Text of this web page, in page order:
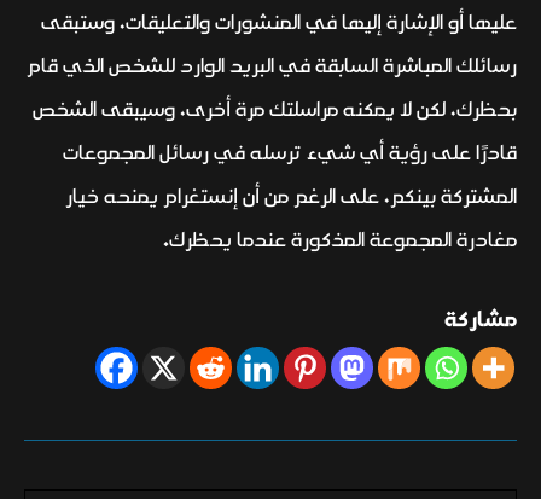
عليها أو الإشارة إليها في المنشورات والتعليقات، وستبقى
رسائلك المباشرة السابقة في البريد الوارد للشخص الذي قام
بحظرك، لكن لا يمكنه مراسلتك مرة أخرى، وسيبقى الشخص
قادرًا على رؤية أي شيء ترسله في رسائل المجموعات
المشتركة بينكم، على الرغم من أن إنستغرام يمنحه خيار
مغادرة المجموعة المذكورة عندما يحظرك.
مشاركة